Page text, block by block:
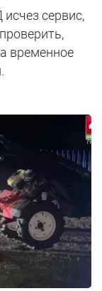
сервис,
временное